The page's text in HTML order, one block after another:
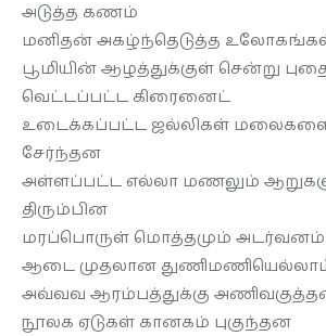
அடுத்த கணம்
மனிதன் அகழ்ந்தெடுத்த
பூமியின் ஆழத்துக்குள் சென்று
வெட்டப்பட்ட கிரைனைட்
உடைக்கப்பட்ட ஜல்லிகள்
சேர்ந்தன
அள்ளப்பட்ட எல்லா மணலும்
திரும்பின
மரப்பொருள் மொத்தமும்
ஆடை முதலான
அவ்வவ ஆரம்பத்துக்கு
நூலக ஏடுகள் கானகம் புகுந்தன